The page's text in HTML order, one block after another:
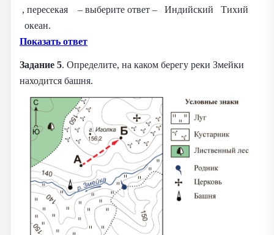
, пересекая – выберите ответ – Индийский Тихий
океан.
Показать ответ
Задание 5. Определите, на каком берегу реки Змейки
находится башня.